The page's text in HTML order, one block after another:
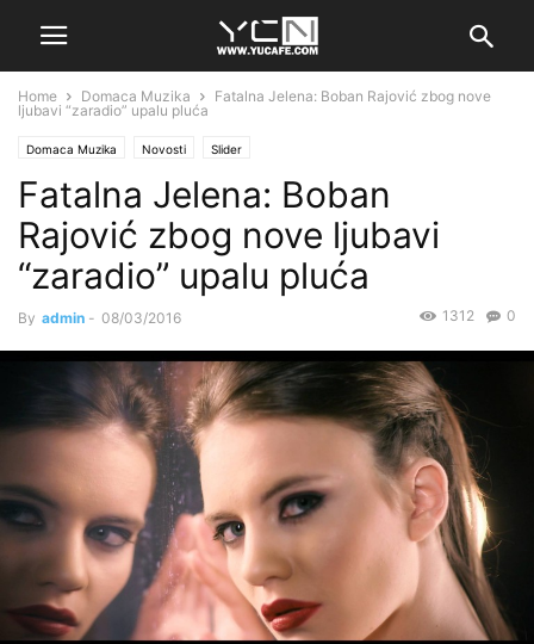
Home Domaca Muzika
Fatalna Jelena: Boban Rajović zbog nove
ljubavi “zaradio” upalu pluća
Domaca Muzika Novosti Slider
Fatalna Jelena: Boban
Rajović zbog nove ljubavi
“zaradio” upalu pluća
By admin - 08/03/2016 0
1312